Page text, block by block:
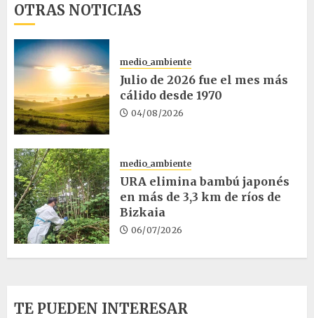
OTRAS NOTICIAS
medio_ambiente
Julio de 2026 fue el mes más
cálido desde 1970
04/08/2026
medio_ambiente
URA elimina bambú japonés
en más de 3,3 km de ríos de
Bizkaia
06/07/2026
TE PUEDEN INTERESAR